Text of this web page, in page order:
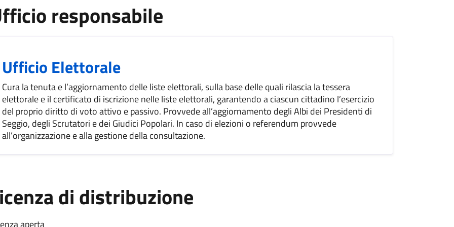
responsabile
Ufficio Elettorale
Cura la tenuta e l’aggiornamento delle liste elettorali, sulla base delle quali rilascia la tessera
elettorale e il certificato di iscrizione nelle liste elettorali, garantendo a ciascun cittadino l’esercizio
del proprio diritto di voto attivo e passivo. Provvede all’aggiornamento degli Albi dei Presidenti di
Seggio, degli Scrutatori e dei Giudici Popolari. In caso di elezioni o referendum provvede
all’organizzazione e alla gestione della consultazione.
di distribuzione
aperta